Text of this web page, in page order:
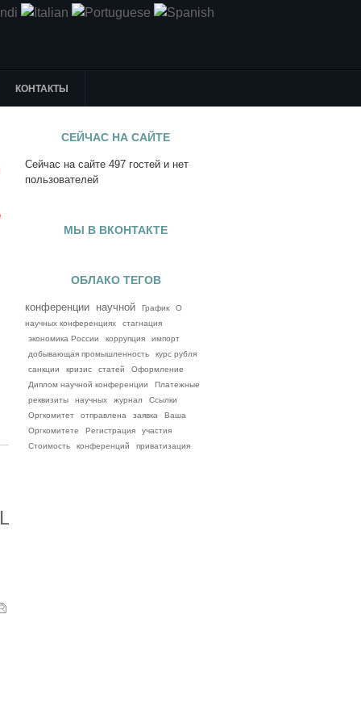
КОНТАКТЫ
СЕЙЧАС НА САЙТЕ
Сейчас на сайте 497 гостей и нет
пользователей
МЫ В ВКОНТАКТЕ
ОБЛАКО ТЕГОВ
конференции научной График
О
научных конференциях
стагнация
экономика России
коррупция
импорт
добывающая промышленность
курс рубля
санкции
кризис статей
Оформление
Диплом научной конференции
Платежные
реквизиты
научных журнал
Ссылки
Оргкомитет
отправлена заявка
Ваша
Оргкомитете
Регистрация
участия
Стоимость
конференций приватизация